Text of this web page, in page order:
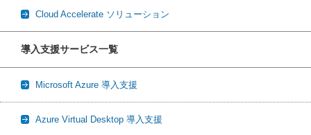
Cloud Accelerate ソリューション
導入支援サービス一覧
Microsoft Azure 導入支援
Azure Virtual Desktop 導入支援